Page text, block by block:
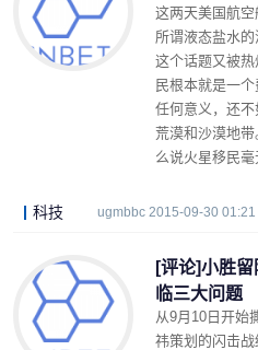
这两天美国航
所谓液态盐水的
这个话题又被
民根本就是一
任何意义，还
荒漠和沙漠地
么说火星移民毫
科技 ugmbbc 2015-09-30 01:21
[评论]小胜
临三大问题
从9月10日开始
祎策划的闪击